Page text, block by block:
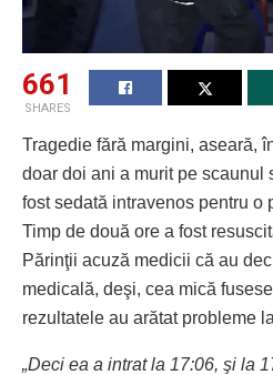
661
SHARES
Tragedie fără margini, aseară,
doar doi ani a murit pe scaunul
fost sedată intravenos pentru o
Timp de două ore a fost
Părinţii acuză medicii că au
medicală, deşi, cea mică
rezultatele au arătat probleme
„Deci ea a intrat la 17:06, şi la